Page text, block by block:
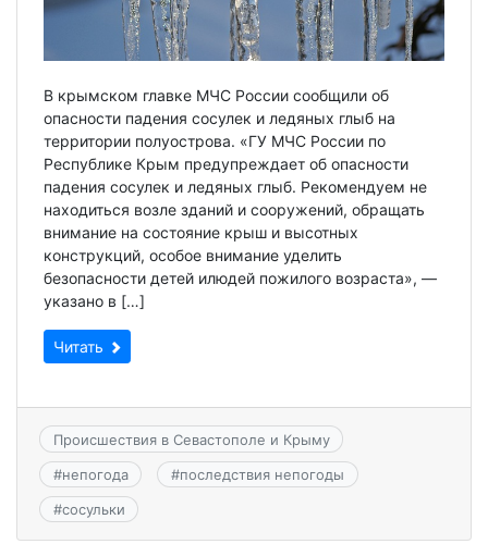
В крымском главке МЧС России сообщили об
опасности падения сосулек и ледяных глыб на
территории полуострова. «ГУ МЧС России по
Республике Крым предупреждает об опасности
падения сосулек и ледяных глыб. Рекомендуем не
находиться возле зданий и сооружений, обращать
внимание на состояние крыш и высотных
конструкций, особое внимание уделить
безопасности детей илюдей пожилого возраста», —
указано в […]
Читать
Происшествия в Севастополе и Крыму
#непогода #последствия непогоды
#сосульки